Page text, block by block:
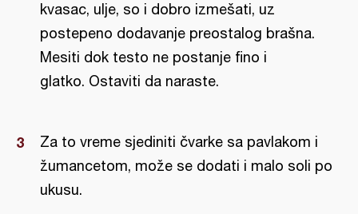
kvasac, ulje, so i dobro izmešati, uz
postepeno dodavanje preostalog brašna.
Mesiti dok testo ne postanje fino i
glatko. Ostaviti da naraste.
Za to vreme sjediniti čvarke sa pavlakom i
žumancetom, može se dodati i malo soli po
ukusu.